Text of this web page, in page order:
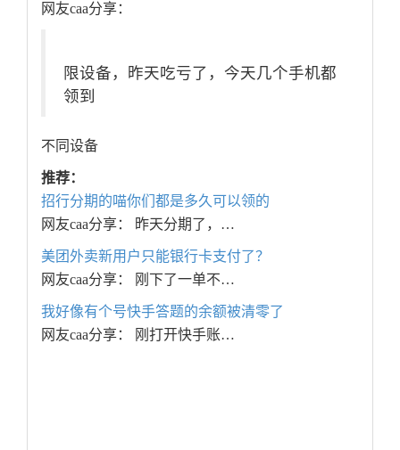
网友caa分享：
限设备，昨天吃亏了，今天几个手机都
领到
不同设备
推荐：
招行分期的喵你们都是多久可以领的
网友caa分享： 昨天分期了，…
美团外卖新用户只能银行卡支付了？
网友caa分享： 刚下了一单不…
我好像有个号快手答题的余额被清零了
网友caa分享： 刚打开快手账…